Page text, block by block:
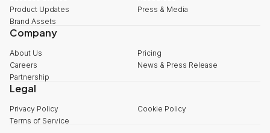
Product Updates
Press & Media
Brand Assets
Company
About Us
Pricing
Careers
News & Press Release
Partnership
Legal
Privacy Policy
Cookie Policy
Terms of Service